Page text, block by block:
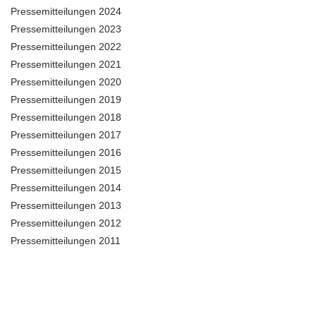
Pressemitteilungen 2024
Pressemitteilungen 2023
Pressemitteilungen 2022
Pressemitteilungen 2021
Pressemitteilungen 2020
Pressemitteilungen 2019
Pressemitteilungen 2018
Pressemitteilungen 2017
Pressemitteilungen 2016
Pressemitteilungen 2015
Pressemitteilungen 2014
Pressemitteilungen 2013
Pressemitteilungen 2012
Pressemitteilungen 2011